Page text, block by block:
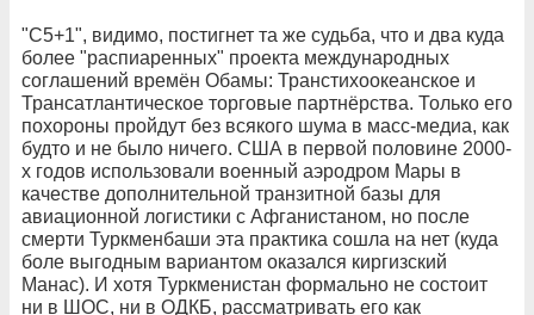
"С5+1", видимо, постигнет та же судьба, что и два куда
более "распиаренных" проекта международных
соглашений времён Обамы: Транстихоокеанское и
Трансатлантическое торговые партнёрства. Только его
похороны пройдут без всякого шума в масс-медиа, как
будто и не было ничего. США в первой половине 2000-
х годов использовали военный аэродром Мары в
качестве дополнительной транзитной базы для
авиационной логистики с Афганистаном, но после
смерти Туркменбаши эта практика сошла на нет (куда
боле выгодным вариантом оказался киргизский
Манас). И хотя Туркменистан формально не состоит
ни в ШОС, ни в ОДКБ, рассматривать его как